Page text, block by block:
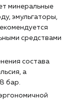
минеральные
эмульгаторы,
средствами
состава
а
бар.